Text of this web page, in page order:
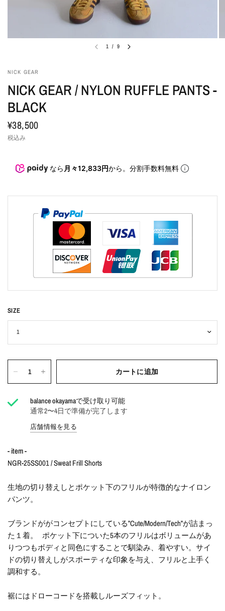
1 / 9
NICK GEAR
NICK GEAR / NYLON RUFFLE PANTS -
BLACK
¥38,500
税込み
なら 月々12,833円から。分割手数料無料
SIZE
カートに追加
balance okayamaで受け取り可能
通常2〜4日で準備が完了します
店舗情報を見る
- item -
NGR-25SS001 / Sweat Frill Shorts
生地の切り替えしとポケット下のフリルが特徴的なナイロン
パンツ。
ブランドががコンセプトにしている”Cute/Modern/Tech”が詰まっ
た１着。 ポケット下についた5本のフリルはボリュームがあ
りつつもボディと同色にすることで馴染み、着やすい。サイ
ドの切り替えしがスポーティな印象を与え、フリルと上手く
調和する。
裾にはドローコードを搭載しルーズフィット。